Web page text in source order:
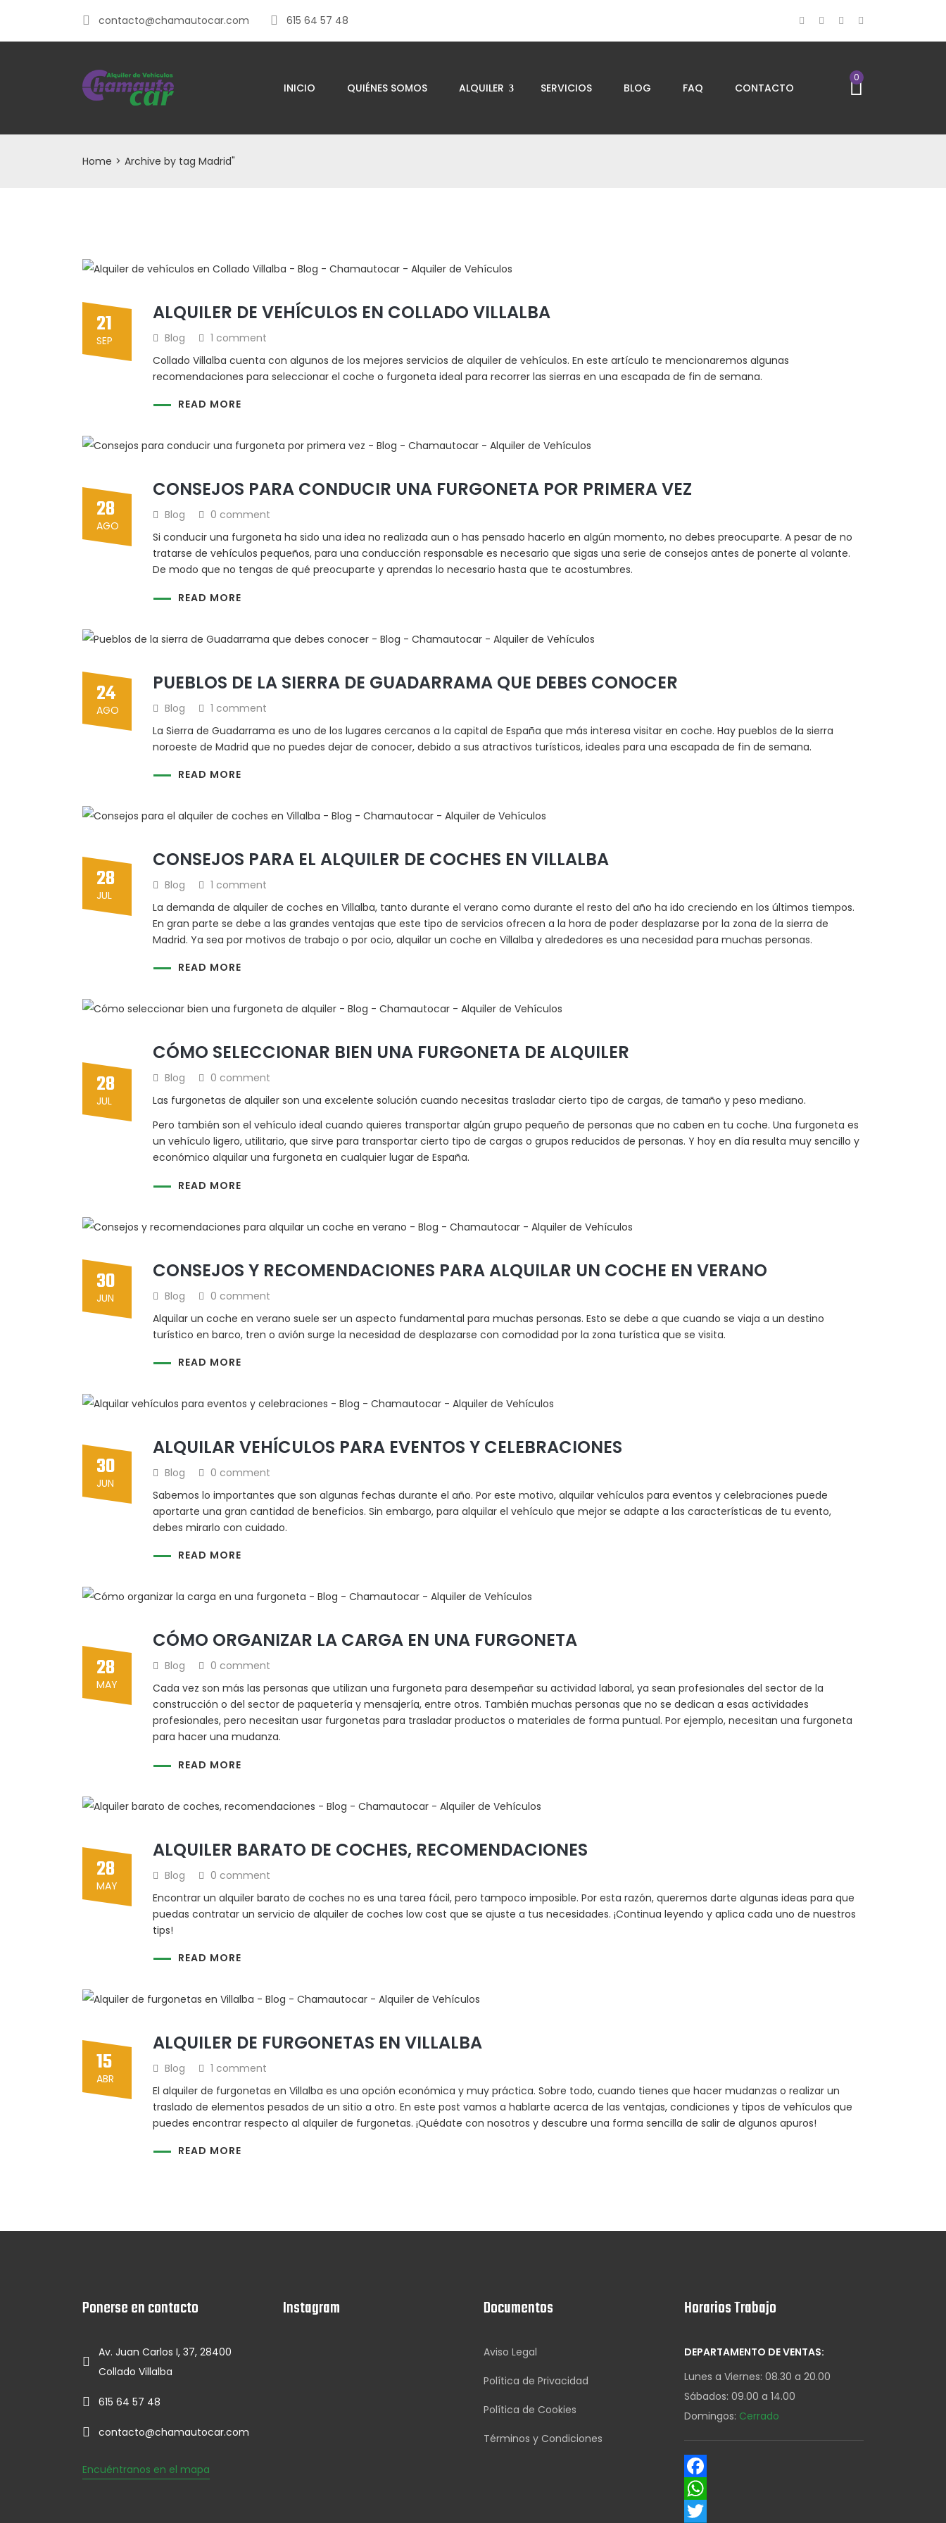
contacto@chamautocar.com 615 64 57 48
INICIO QUIÉNES SOMOS ALQUILER SERVICIOS BLOG FAQ CONTACTO
0
Home > Archive by tag Madrid"
21
SEP
ALQUILER DE VEHÍCULOS EN COLLADO VILLALBA
Blog
1 comment
Collado Villalba cuenta con algunos de los mejores servicios de alquiler de vehículos. En este artículo te mencionaremos algunas
recomendaciones para seleccionar el coche o furgoneta ideal para recorrer las sierras en una escapada de fin de semana.
READ MORE
28
AGO
CONSEJOS PARA CONDUCIR UNA FURGONETA POR PRIMERA VEZ
Blog
0 comment
Si conducir una furgoneta ha sido una idea no realizada aun o has pensado hacerlo en algún momento, no debes preocuparte. A pesar de no
tratarse de vehículos pequeños, para una conducción responsable es necesario que sigas una serie de consejos antes de ponerte al volante.
De modo que no tengas de qué preocuparte y aprendas lo necesario hasta que te acostumbres.
READ MORE
24
AGO
PUEBLOS DE LA SIERRA DE GUADARRAMA QUE DEBES CONOCER
Blog
1 comment
La Sierra de Guadarrama es uno de los lugares cercanos a la capital de España que más interesa visitar en coche. Hay pueblos de la sierra
noroeste de Madrid que no puedes dejar de conocer, debido a sus atractivos turísticos, ideales para una escapada de fin de semana.
READ MORE
28
JUL
CONSEJOS PARA EL ALQUILER DE COCHES EN VILLALBA
Blog
1 comment
La demanda de alquiler de coches en Villalba, tanto durante el verano como durante el resto del año ha ido creciendo en los últimos tiempos.
En gran parte se debe a las grandes ventajas que este tipo de servicios ofrecen a la hora de poder desplazarse por la zona de la sierra de
Madrid. Ya sea por motivos de trabajo o por ocio, alquilar un coche en Villalba y alrededores es una necesidad para muchas personas.
READ MORE
28
JUL
CÓMO SELECCIONAR BIEN UNA FURGONETA DE ALQUILER
Blog
0 comment
Las furgonetas de alquiler son una excelente solución cuando necesitas trasladar cierto tipo de cargas, de tamaño y peso mediano.
Pero también son el vehículo ideal cuando quieres transportar algún grupo pequeño de personas que no caben en tu coche. Una furgoneta es
un vehículo ligero, utilitario, que sirve para transportar cierto tipo de cargas o grupos reducidos de personas. Y hoy en día resulta muy sencillo y
económico alquilar una furgoneta en cualquier lugar de España.
READ MORE
30
JUN
CONSEJOS Y RECOMENDACIONES PARA ALQUILAR UN COCHE EN VERANO
Blog
0 comment
Alquilar un coche en verano suele ser un aspecto fundamental para muchas personas. Esto se debe a que cuando se viaja a un destino
turístico en barco, tren o avión surge la necesidad de desplazarse con comodidad por la zona turística que se visita.
READ MORE
30
JUN
ALQUILAR VEHÍCULOS PARA EVENTOS Y CELEBRACIONES
Blog
0 comment
Sabemos lo importantes que son algunas fechas durante el año. Por este motivo, alquilar vehículos para eventos y celebraciones puede
aportarte una gran cantidad de beneficios. Sin embargo, para alquilar el vehículo que mejor se adapte a las características de tu evento,
debes mirarlo con cuidado.
READ MORE
28
MAY
CÓMO ORGANIZAR LA CARGA EN UNA FURGONETA
Blog
0 comment
Cada vez son más las personas que utilizan una furgoneta para desempeñar su actividad laboral, ya sean profesionales del sector de la
construcción o del sector de paquetería y mensajería, entre otros. También muchas personas que no se dedican a esas actividades
profesionales, pero necesitan usar furgonetas para trasladar productos o materiales de forma puntual. Por ejemplo, necesitan una furgoneta
para hacer una mudanza.
READ MORE
28
MAY
ALQUILER BARATO DE COCHES, RECOMENDACIONES
Blog
0 comment
Encontrar un alquiler barato de coches no es una tarea fácil, pero tampoco imposible. Por esta razón, queremos darte algunas ideas para que
puedas contratar un servicio de alquiler de coches low cost que se ajuste a tus necesidades. ¡Continua leyendo y aplica cada uno de nuestros
tips!
READ MORE
15
ABR
ALQUILER DE FURGONETAS EN VILLALBA
Blog
1 comment
El alquiler de furgonetas en Villalba es una opción económica y muy práctica. Sobre todo, cuando tienes que hacer mudanzas o realizar un
traslado de elementos pesados de un sitio a otro. En este post vamos a hablarte acerca de las ventajas, condiciones y tipos de vehículos que
puedes encontrar respecto al alquiler de furgonetas. ¡Quédate con nosotros y descubre una forma sencilla de salir de algunos apuros!
READ MORE
Ponerse en contacto
Av. Juan Carlos I, 37, 28400
Collado Villalba
615 64 57 48
contacto@chamautocar.com
Encuéntranos en el mapa
Instagram Documentos
Aviso Legal
Política de Privacidad
Política de Cookies
Términos y Condiciones
Horarios Trabajo
DEPARTAMENTO DE VENTAS:
Lunes a Viernes: 08.30 a 20.00
Sábados: 09.00 a 14.00
Domingos: Cerrado
Facebook
WhatsApp